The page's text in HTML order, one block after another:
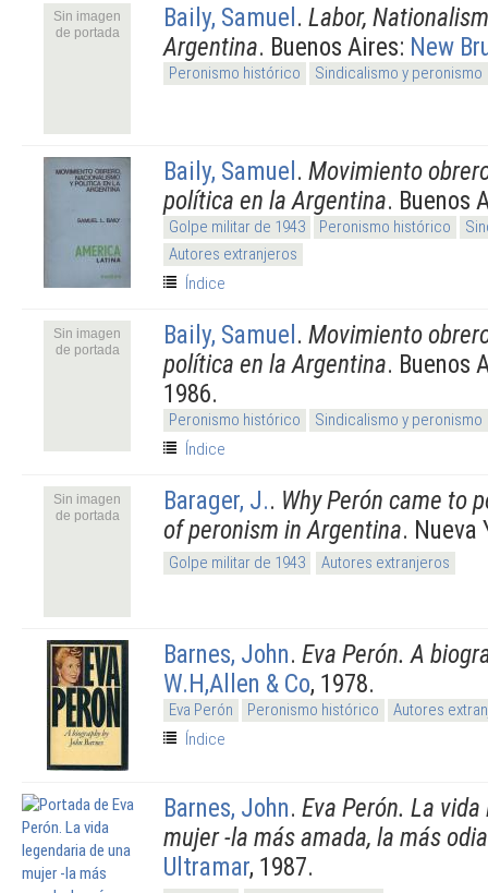
Sin imagen
de portada
Baily, Samuel. Labor,
Argentina. Buenos Aires: New
Peronismo histórico Sindicalismo y peronismo
Baily, Samuel. Movimiento
política en la Argentina. Buenos
Golpe militar de 1943 Peronismo histórico
Autores extranjeros
Índice
Sin imagen
de portada
Baily, Samuel. Movimiento
política en la Argentina. Buenos
1986.
Peronismo histórico
Sindicalismo y peronismo
Índice
Sin imagen
de portada
Barager, J.. Why Perón came to
of peronism in Argentina. Nueva
Golpe militar de 1943 Autores extranjeros
Barnes, John. Eva Perón. A
W.H,Allen & Co, 1978.
Eva Perón Peronismo histórico
Autores
Índice
Barnes, John. Eva Perón. La
mujer -la más amada, la más
Ultramar, 1987.